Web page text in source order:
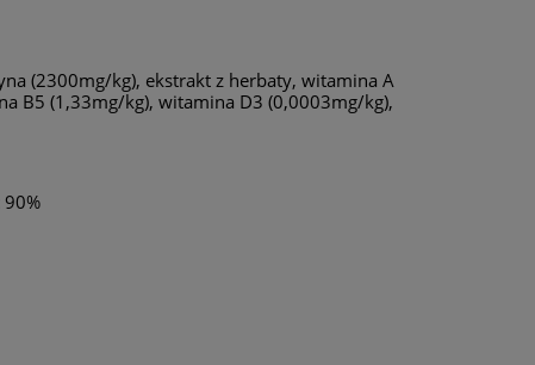
(2300mg/kg), ekstrakt z herbaty, witamina A
B5 (1,33mg/kg), witamina D3 (0,0003mg/kg),
90%